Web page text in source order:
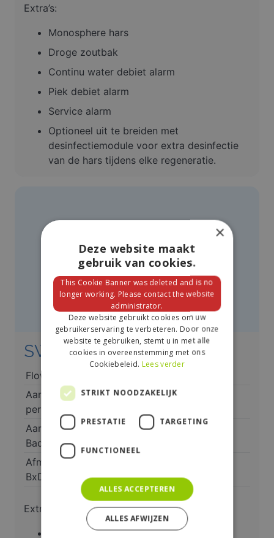
Extra’s:
Monosphere hars
Droge zoutbak
Continu water debiet alarm
Piek debiet alarm
Service alarm
Optioneel uit te breiden met
desinfectiemodule voor extra desinfectie
van de hars tijdens elke regeneratie.
SWS Combi 10
Flow
Aantal
personen
1 – 5 personen
Aantal
Badkamers
1
Afmeting (in cm)
BxDxH
Extra’s:
Monosphere hars
×
Deze website maakt
gebruik van cookies.
This Cookie Banner was deleted and is no
longer working. Please contact the website
administrator.
Deze website gebruikt cookies om uw
gebruikerservaring te verbeteren. Door onze
website te gebruiken, stemt u in met alle
cookies in overeenstemming met ons
Cookiebeleid. Lees verder
STRIKT NOODZAKELIJK
PRESTATIE TARGETING
FUNCTIONEEL
ALLES ACCEPTEREN
ALLES AFWIJZEN